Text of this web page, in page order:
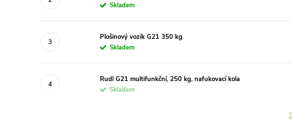
Skladem
Plošinový vozík G21 350 kg
Skladem
Rudl G21 multifunkční, 250 kg, nafukovací kola
Skladem